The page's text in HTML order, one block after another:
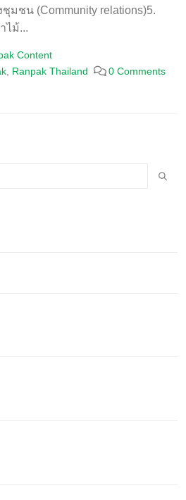
มชน (Community relations)5.
ไม้...
Content
Ranpak Thailand 0 Comments